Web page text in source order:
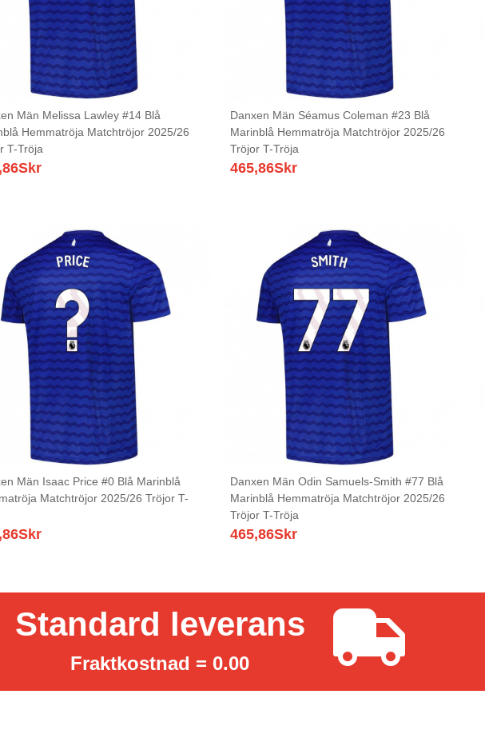
Män Melissa Lawley #14 Blå
Hemmatröja Matchtröjor 2025/26
T-Tröja
Skr
Danxen Män Séamus Coleman #23 Blå
Marinblå Hemmatröja Matchtröjor 2025/26
Tröjor T-Tröja
465,86Skr
Män Isaac Price #0 Blå Marinblå
Matchtröjor 2025/26 Tröjor T-
Skr
Danxen Män Odin Samuels-Smith #77 Blå
Marinblå Hemmatröja Matchtröjor 2025/26
Tröjor T-Tröja
465,86Skr
Standard leverans
Fraktkostnad = 0.00